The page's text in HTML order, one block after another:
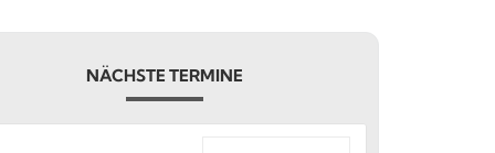
NÄCHSTE TERMINE